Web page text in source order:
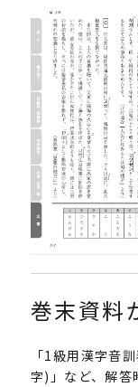
巻末資料
「1級用漢字音
字)」など、解答